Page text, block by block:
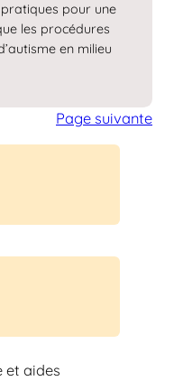
pour une
les procédures
en milieu
Page suivante
et aides